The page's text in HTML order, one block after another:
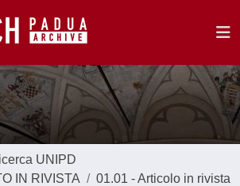
UNIPD
IN RIVISTA
01.01 - Articolo in rivista